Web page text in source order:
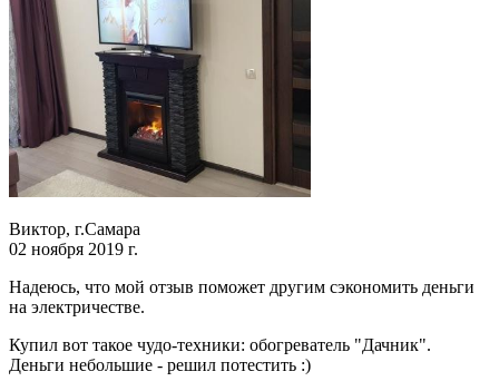
Виктор, г.Самара
02 ноября 2019 г.
Надеюсь, что мой отзыв поможет другим сэкономить деньги
на электричестве.
Купил вот такое чудо-техники: обогреватель "Дачник".
Деньги небольшие - решил потестить :)